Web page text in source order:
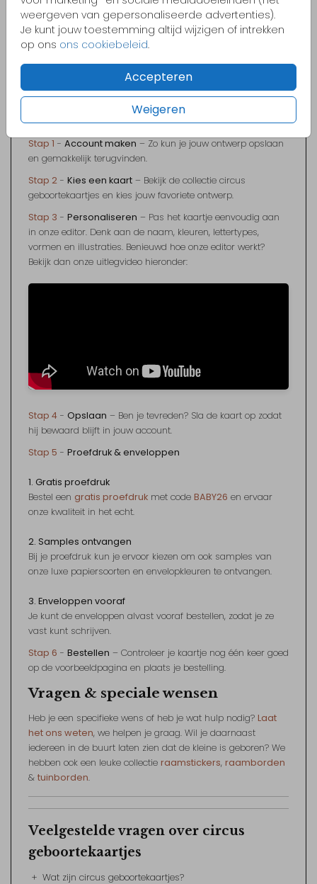
weergeven van gepersonaliseerde advertenties).
Je kunt jouw toestemming altijd wijzigen of intrekken
op ons ons cookiebeleid.
Accepteren
Weigeren
van zachte en felle tinten. Zo krijgt het geboortekaartje een
vrolijke, grafische en moderne uitstraling.
Zelf je circus geboortekaartje
maken in 6 stappen
Heb je jouw favoriete geboortekaartje gevonden? Je kunt
6 eenvoudige stappenpersonaliseren en
bestellen. Hoe? Dat lees je hieronder:
Stap 1 - Account maken – Zo kun je jouw ontwerp opslaan
en gemakkelijk terugvinden.
Stap 2 - Kies een kaart – Bekijk de collectie circus
geboortekaartjes en kies jouw favoriete ontwerp.
Stap 3 - Personaliseren – Pas het kaartje eenvoudig aan
in onze editor. Denk aan de naam, kleuren, lettertypes,
vormen en illustraties. Benieuwd hoe onze editor werkt?
Bekijk dan onze uitlegvideo hieronder:
Stap 4 - Opslaan – Ben je tevreden? Sla de kaart op zodat
hij bewaard blijft in jouw account.
Stap 5 - Proefdruk & enveloppen
1. Gratis proefdruk
Bestel een gratis proefdruk met code BABY26 en ervaar
onze kwaliteit in het echt.
2. Samples ontvangen
Bij je proefdruk kun je ervoor kiezen om ook samples van
onze luxe papiersoorten en envelopkleuren te ontvangen.
3. Enveloppen vooraf
Je kunt de enveloppen alvast vooraf bestellen, zodat je ze
vast kunt schrijven.
Stap 6 - Bestellen – Controleer je kaartje nog één keer goed
op de voorbeeldpagina en plaats je bestelling.
Vragen & speciale wensen
Heb je een specifieke wens of heb je wat hulp nodig? Laat
het ons weten, we helpen je graag. Wil je daarnaast
iedereen in de buurt laten zien dat de kleine is geboren? We
hebben ook een leuke collectie raamstickers, raamborden
& tuinborden.
Veelgestelde vragen over circus
geboortekaartjes
+ Wat zijn circus geboortekaartjes?